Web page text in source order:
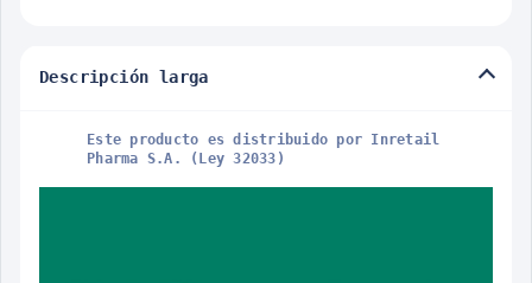
Descripción larga
Este producto es distribuido por Inretail
Pharma S.A. (Ley 32033)